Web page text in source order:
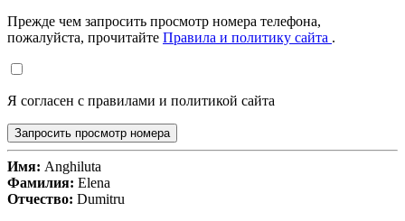
Прежде чем запросить просмотр номера телефона,
пожалуйста, прочитайте Правила и политику сайта .
Я согласен с правилами и политикой сайта
Запросить просмотр номера
Имя: Anghiluta
Фамилия: Elena
Отчество: Dumitru